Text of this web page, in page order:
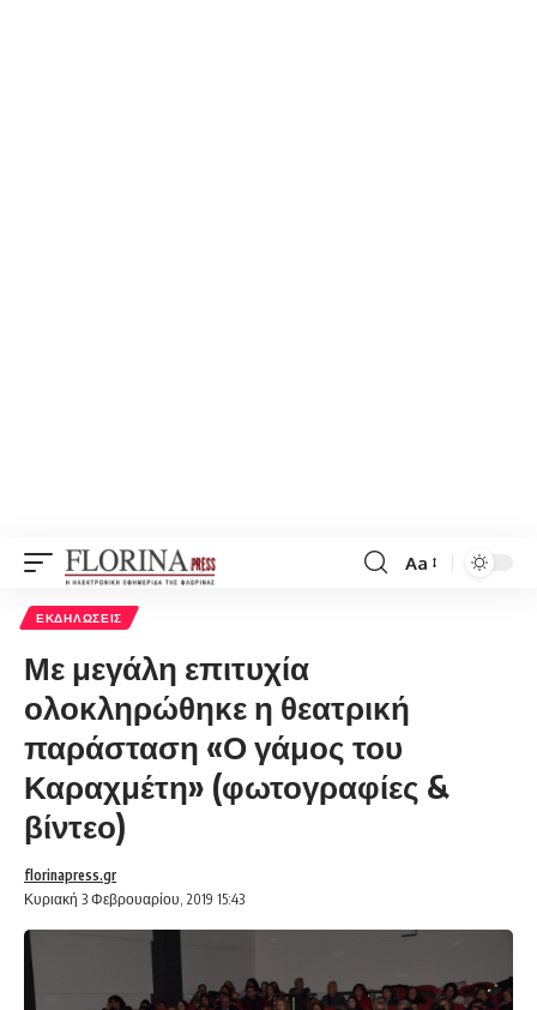
Font
Aa
ΕΚΔΗΛΏΣΕΙΣ
Με μεγάλη επιτυχία
ολοκληρώθηκε η θεατρική
παράσταση «Ο γάμος του
Καραχμέτη» (φωτογραφίες &
βίντεο)
Κυριακή 3 Φεβρουαρίου, 2019 15:43
florinapress.gr